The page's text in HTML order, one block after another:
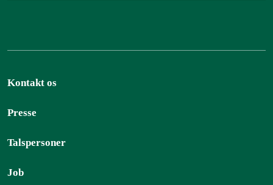
Kontakt os
Presse
Talspersoner
Job